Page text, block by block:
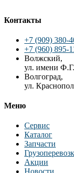
Контакты
+7 (909) 380-
+7 (960) 895-
Волжский,
ул. имени
Волгоград,
ул.
Меню
Сервис
Каталог
Запчасти
Акции